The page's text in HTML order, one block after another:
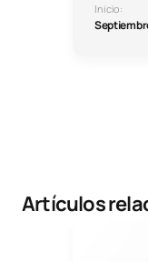
Inicio:
Artículos